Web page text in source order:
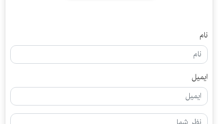
نام
ایمیل